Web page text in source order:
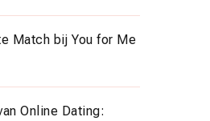
Match bij You for Me
Online Dating: